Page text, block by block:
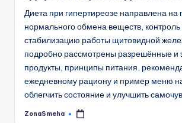
Диета при гипертиреозе направлена
нормального обмена веществ, контроль
стабилизацию работы щитовидной
подробно рассмотрены разрешённые
продукты, принципы питания,
ежедневному рациону и пример меню
облегчить состояние и улучшить
Запись
ZonaSmeha